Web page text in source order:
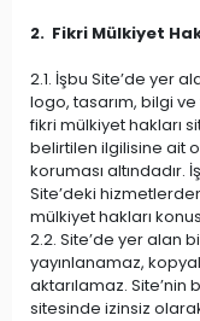
2. Fikri Mülkiyet
2.1. İşbu Site’de yer
logo, tasarım, bilgi
fikri mülkiyet hakları
belirtilen ilgilisine ait
koruması altındadır.
Site’deki
mülkiyet hakları
2.2. Site’de yer alan
yayınlanamaz,
aktarılamaz. Site’nin
sitesinde izinsiz